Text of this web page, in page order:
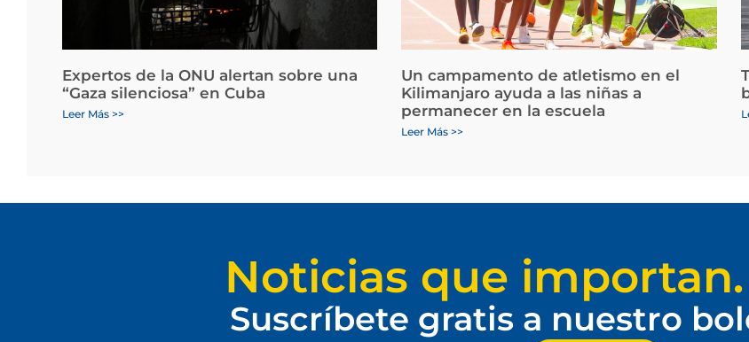
Expertos de la ONU alertan sobre una
“Gaza silenciosa” en Cuba
Leer Más >>
Un campamento de atletismo en el
Kilimanjaro ayuda a las niñas a
permanecer en la escuela
Leer Más >>
Noticias que
Suscríbete gratis a nuestro